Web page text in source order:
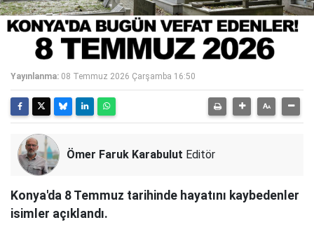
Yayınlanma: 08 Temmuz 2026 Çarşamba 16:50
Ömer Faruk Karabulut Editör
Konya'da 8 Temmuz tarihinde hayatını kaybedenler
isimler açıklandı.